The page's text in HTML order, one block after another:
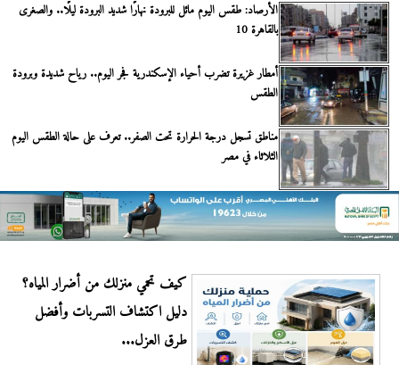
الأرصاد: طقس اليوم مائل للبرودة نهارًا شديد البرودة ليلًا.. والصغرى
بالقاهرة 10
أمطار غزيرة تضرب أحياء الإسكندرية فجر اليوم.. رياح شديدة وبرودة
الطقس
مناطق تسجل درجة الحرارة تحت الصفر.. تعرف على حالة الطقس اليوم
الثلاثاء في مصر
كيف تحمي منزلك من أضرار المياه؟
دليل اكتشاف التسربات وأفضل
طرق العزل...